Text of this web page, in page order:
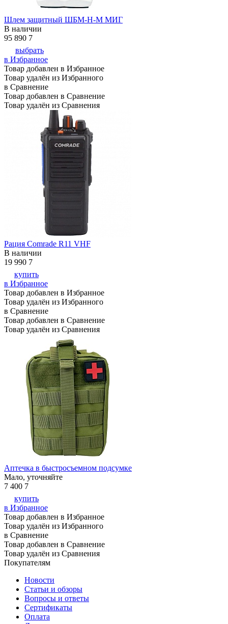
Шлем защитный ШБМ-Н-М МИГ
В наличии
95 890 7
выбрать
в Избранное
Товар добавлен в Избранное
Товар удалён из Избранного
в Сравнение
Товар добавлен в Сравнение
Товар удалён из Сравнения
Рация Comrade R11 VHF
В наличии
19 990 7
купить
в Избранное
Товар добавлен в Избранное
Товар удалён из Избранного
в Сравнение
Товар добавлен в Сравнение
Товар удалён из Сравнения
Аптечка в быстросъемном подсумке
Мало, уточняйте
7 400 7
купить
в Избранное
Товар добавлен в Избранное
Товар удалён из Избранного
в Сравнение
Товар добавлен в Сравнение
Товар удалён из Сравнения
Покупателям
Новости
Статьи и обзоры
Вопросы и ответы
Сертификаты
Оплата